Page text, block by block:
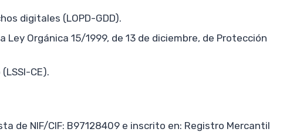
digitales (LOPD-GDD).
Orgánica 15/1999, de 13 de diciembre, de Protección
CE).
de NIF/CIF: B97128409 e inscrito en: Registro Mercantil